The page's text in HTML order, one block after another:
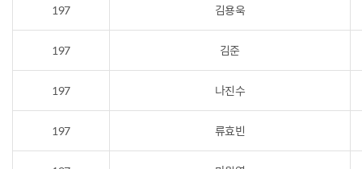
197 김용욱
197 김준
197 나진수
197 류효빈